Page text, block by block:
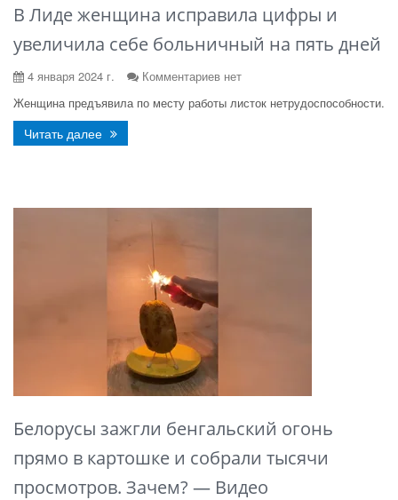
В Лиде женщина исправила цифры и
увеличила себе больничный на пять дней
4 января 2024 г.
Комментариев нет
Женщина предъявила по месту работы листок нетрудоспособности.
Читать далее
Белорусы зажгли бенгальский огонь
прямо в картошке и собрали тысячи
просмотров. Зачем? — Видео